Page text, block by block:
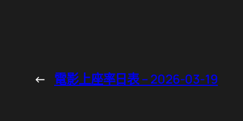
← 電影上座率日表 – 2026-03-19